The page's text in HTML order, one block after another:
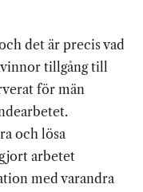
det är precis vad
tillgång till
för män
och lösa
arbetet
med varandra